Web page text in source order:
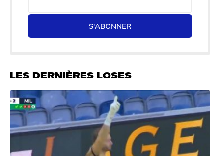
S'ABONNER
LES DERNIÈRES LOSES